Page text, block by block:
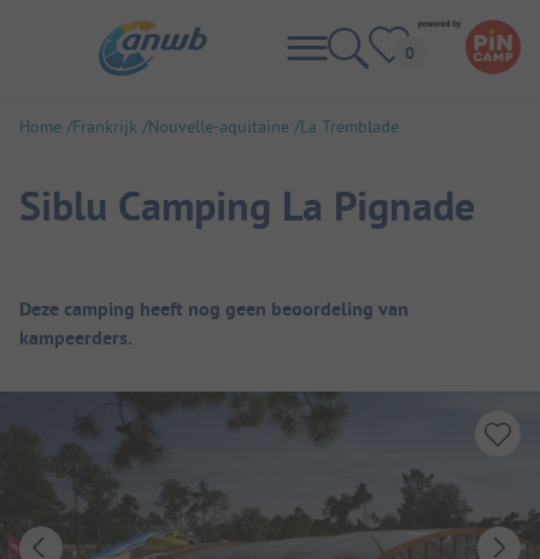
Home Frankrijk Nouvelle-aquitaine La Tremblade
Siblu Camping La Pignade
Camping overzicht
Deze camping heeft nog geen beoordeling van
kampeerders.